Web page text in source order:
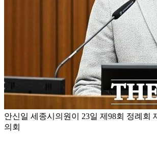
안신일 세종시의원이 23일 제98회 정례회
의회